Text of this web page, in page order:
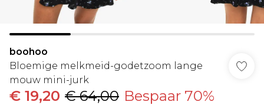
boohoo
Bloemige melkmeid-godetzoom lange
mouw mini-jurk
€ 19,20 € 64,00 Bespaar 70%